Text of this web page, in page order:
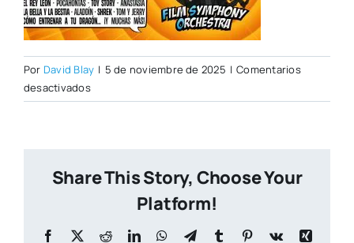
Por David Blay | 5 de noviembre de 2025 | Comentarios
desactivadosen
Toon
Share This Story, Choose Your
Platform!
Facebook
X RedditLinkedInWhatsApp
TelegramTumblr Pinterest
Vk
Xing